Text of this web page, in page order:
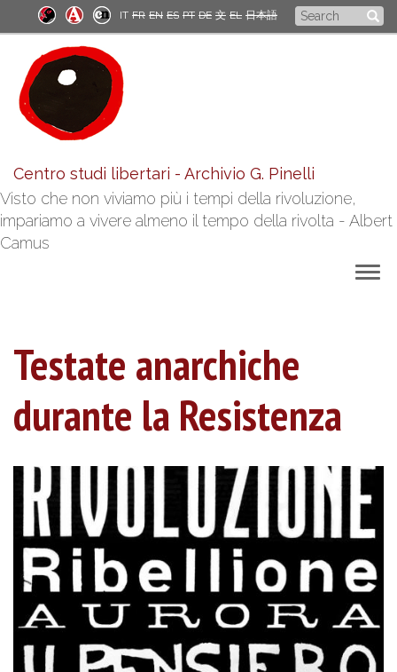
to
main
content
Search
IT FR EN ES PT DE 文 EL 日本語
Centro studi libertari - Archivio G. Pinelli
Visto che non viviamo più i tempi della rivoluzione,
impariamo a vivere almeno il tempo della rivolta - Albert
Camus
Testate anarchiche
durante la Resistenza